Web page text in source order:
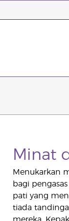
Minat
Menukarkan
bagi
pati yang
tiada